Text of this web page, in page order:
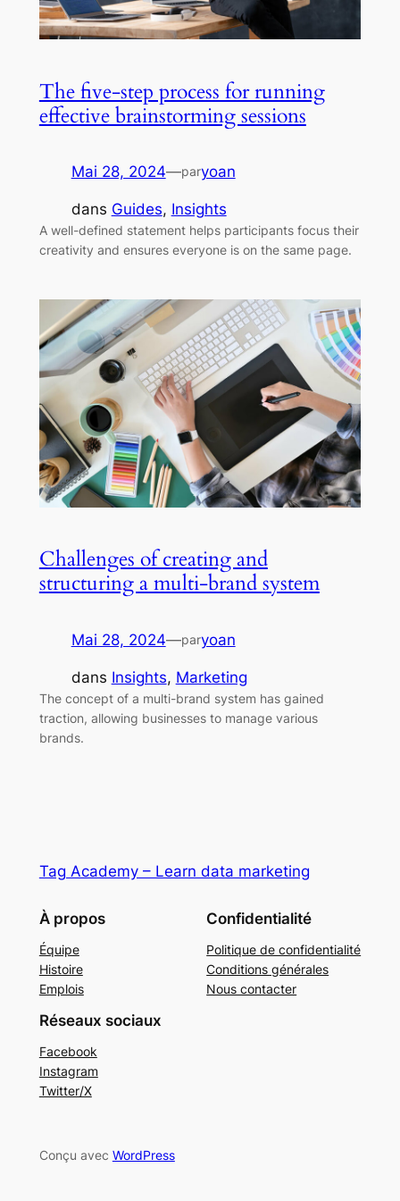
The five-step process for running
effective brainstorming sessions
Mai 28, 2024—paryoan
dans Guides, Insights
A well-defined statement helps participants focus their
creativity and ensures everyone is on the same page.
Challenges of creating and
structuring a multi-brand system
Mai 28, 2024—paryoan
dans Insights, Marketing
The concept of a multi-brand system has gained
traction, allowing businesses to manage various
brands.
Tag Academy – Learn data marketing
À propos
Équipe
Histoire
Emplois
Confidentialité
Politique de confidentialité
Conditions générales
Nous contacter
Réseaux sociaux
Facebook
Instagram
Twitter/X
Conçu avec WordPress